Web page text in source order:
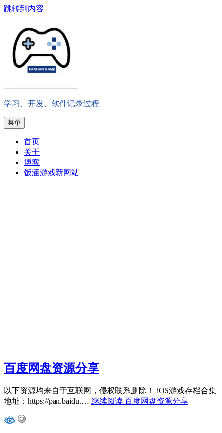
跳转到内容
学习、开发、软件记录过程
菜单
首页
关于
博客
饭涵游戏新网站
百度网盘资源分享
以下资源均来自于互联网，侵权联系删除！ iOS游戏存档合集
地址：https://pan.baidu.… 继续阅读 百度网盘资源分享